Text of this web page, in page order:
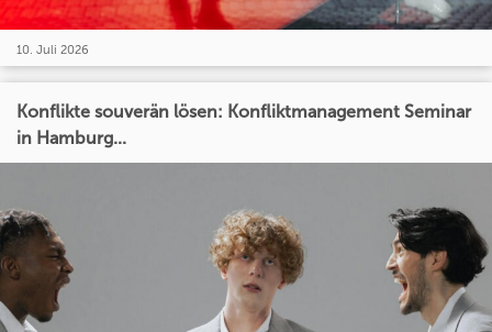
10. Juli 2026
Konflikte souverän lösen: Konfliktmanagement Seminar
in Hamburg...